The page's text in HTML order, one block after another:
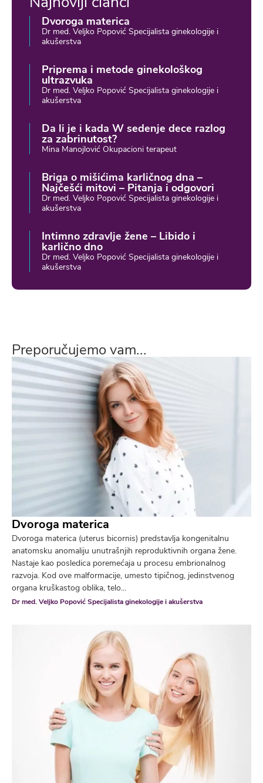
Dvoroga materica
Dr med. Veljko Popović Specijalista ginekologije i
akušerstva
Priprema i metode ginekološkog
ultrazvuka
Dr med. Veljko Popović Specijalista ginekologije i
akušerstva
Da li je i kada W sedenje dece razlog
za zabrinutost?
Mina Manojlović Okupacioni terapeut
Briga o mišićima karličnog dna –
Najčešći mitovi – Pitanja i odgovori
Dr med. Veljko Popović Specijalista ginekologije i
akušerstva
Intimno zdravlje žene – Libido i
karlično dno
Dr med. Veljko Popović Specijalista ginekologije i
akušerstva
Preporučujemo vam...
Dvoroga materica
Dvoroga materica (uterus bicornis) predstavlja kongenitalnu
anatomsku anomaliju unutrašnjih reproduktivnih organa žene.
Nastaje kao posledica poremećaja u procesu embrionalnog
razvoja. Kod ove malformacije, umesto tipičnog, jedinstvenog
organa kruškastog oblika, telo...
Dr med. Veljko Popović Specijalista ginekologije i akušerstva